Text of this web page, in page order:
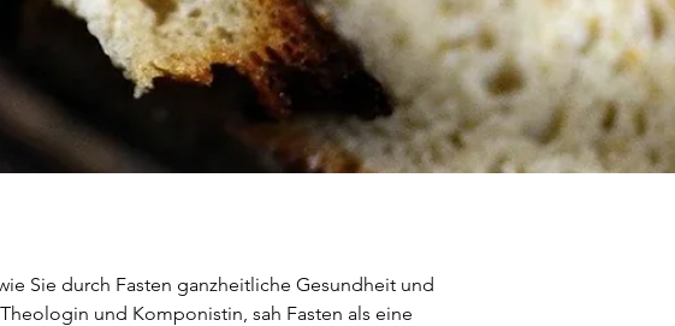
Sie durch Fasten ganzheitliche Gesundheit und
und Komponistin, sah Fasten als eine